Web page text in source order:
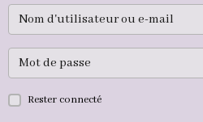
Rester connecté